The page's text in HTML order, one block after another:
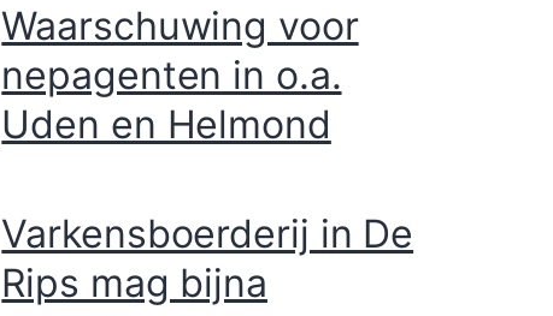
Waarschuwing voor
nepagenten in o.a.
Uden en Helmond
Varkensboerderij in De
Rips mag bijna